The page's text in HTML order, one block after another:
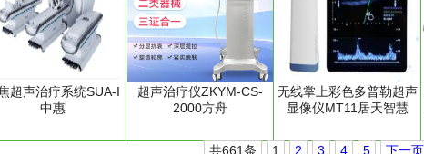
超声治疗系统SUA-I
中惠
超声治疗仪ZKYM-CS-
2000方舟
无线掌上彩色多普勒超声
显像仪MT11居天智慧
共661条 1 2 3 4 5 下一页